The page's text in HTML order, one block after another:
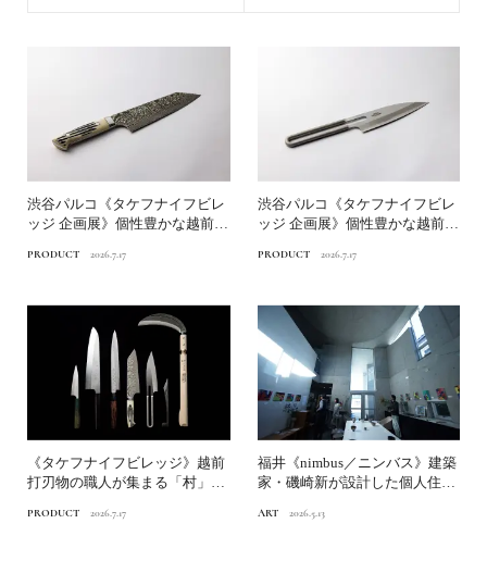
渋谷パルコ《タケフナイフビレ
ッジ 企画展》個性豊かな越前打
PRODUCT 2026.7.17
渋谷パルコ《タケフナイフビレ
ッジ 企画展》個性豊かな越前打
PRODUCT 2026.7.17
《タケフナイフビレッジ》越前
打刃物の職人が集まる「村」と
PRODUCT 2026.7.17
福井《nimbus／ニンバス》建築
家・磯崎新が設計した個人住宅
ART 2026.5.13